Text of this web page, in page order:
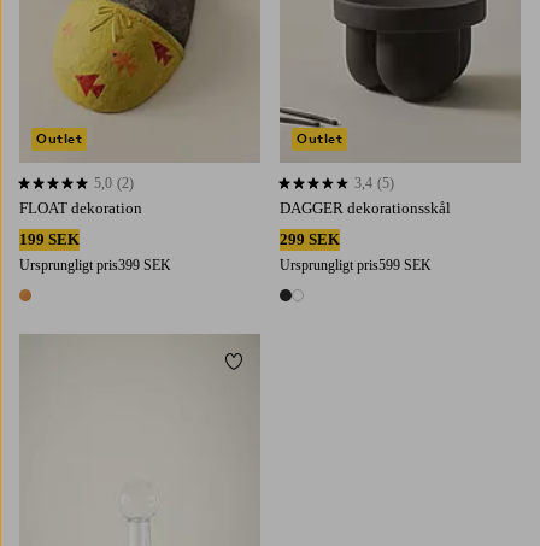
FLOAT dekoration
199 SEK
Ursprungligt pris399 SEK
1 färg
5,0 baserat på 2 st betyg
5,0 (2)
Outlet
DAGGER dekorationsskål
299 SEK
Ursprungligt pris599 SEK
2 färger
3,4 baserat på 5 st betyg
3,4 (5)
Outlet
Lägg till i favoriter